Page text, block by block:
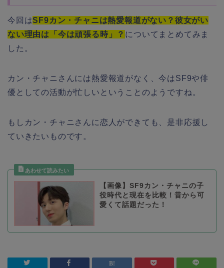
今回はSF9カン・チャニは熱愛報道がない？彼女がい
ない理由は「今は頑張る時」？ についてまとめてみま
した。
カン・チャニさんには熱愛報道がなく、今はSF9や俳
優としての活動が忙しいということのようですね。
もしカン・チャニさんに恋人ができても、是非応援し
ていきたいものです。
【画像】SF9カン・チャニの子
役時代と現在を比較！昔から可
愛くて話題だった！